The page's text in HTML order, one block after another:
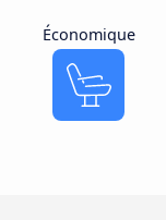
Économique